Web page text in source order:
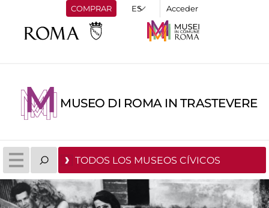
COMPRAR Acceder
MUSEO DI ROMA IN TRASTEVERE
TODOS LOS MUSEOS CÍVICOS